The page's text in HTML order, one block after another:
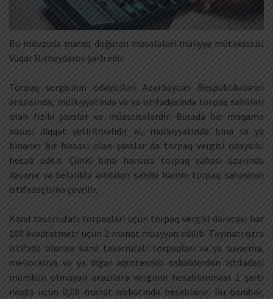
Bu mövzuda maraq doğuran məsələləri maliyyə mütəxəssisi
Vüqar Mirheydərov şərh edir.
Torpaq vergisinin ödəyiciləri Azərbaycan Respublikasının
ərazisində, mülkiyyətində və ya istifadəsində torpaq sahələri
olan fiziki şəxslər və müəssisələrdir. Burada bir məqama
xüsusi diqqət yetirilməlidir ki, mülkiyyətində bina və ya
binanın bir hissəsi olan şəxslər də torpaq vergisi ödəyicisi
hesab edilir. Çünki bina hansısa torpaq sahəsi üzərində
dayanır və beləliklə əmlakın sahibi həmin torpaq sahəsinin
istifadəçisinə çevrilir.
Kənd təsərrüfatı torpaqları üçün torpaq vergisi dərəcəsi hər
100 kvadratmetr üçün 2 manat müəyyən edilib. Təyinatı üzrə
istifadə olunan kənd təsərrüfatı torpaqları və ya suvarma,
meliorasiya və ya digər aqrotexniki səbəblərdən istifadəsi
mümkün olmayan ərazilərə verginin hesablanması 1 şərti
nöqtə üçün 0,06 manat nisbətində hesablanır. Bu bəndlər,